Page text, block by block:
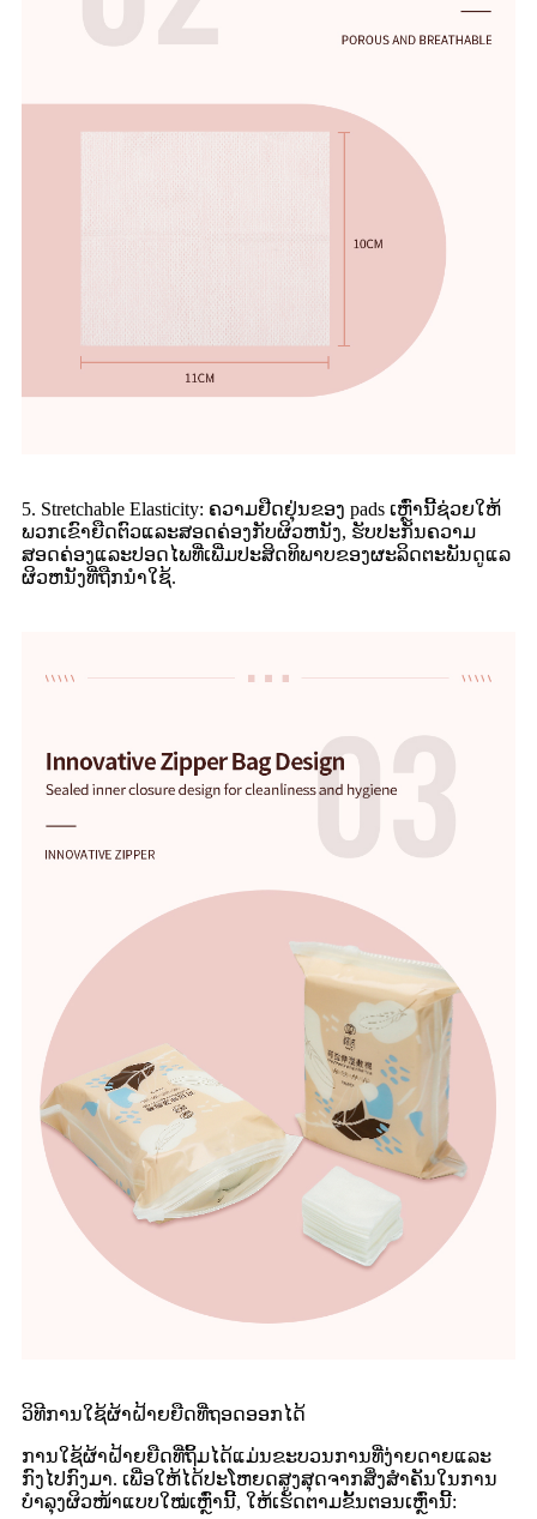
5. Stretchable Elasticity: ຄວາມຢືດຢຸ່ນຂອງ pads ເຫຼົ່ານີ້ຊ່ວຍໃຫ້
ພວກເຂົາຍືດຕົວແລະສອດຄ່ອງກັບຜິວຫນັງ, ຮັບປະກັນຄວາມ
ສອດຄ່ອງແລະປອດໄພທີ່ເພີ່ມປະສິດທິພາບຂອງຜະລິດຕະພັນດູແລ
ຜິວຫນັງທີ່ຖືກນໍາໃຊ້.
ວິທີການໃຊ້ຜ້າຝ້າຍຍືດທີ່ຖອດອອກໄດ້
ການໃຊ້ຜ້າຝ້າຍຍືດທີ່ຖິ້ມໄດ້ແມ່ນຂະບວນການທີ່ງ່າຍດາຍແລະ
ກົງໄປກົງມາ. ເພື່ອໃຫ້ໄດ້ປະໂຫຍດສູງສຸດຈາກສິ່ງສຳຄັນໃນການ
ບຳລຸງຜິວໜ້າແບບໃໝ່ເຫຼົ່ານີ້, ໃຫ້ເຮັດຕາມຂັ້ນຕອນເຫຼົ່ານີ້: